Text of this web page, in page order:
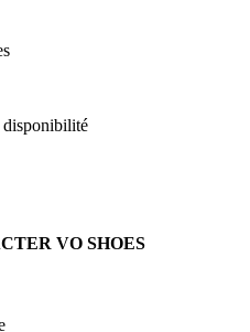
disponibilité
VO SHOES